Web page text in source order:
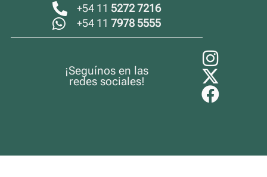
+54 11 5272 7216
+54 11 7978 5555
¡Seguínos en las
redes sociales!